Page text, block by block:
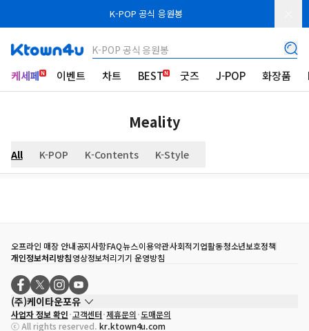
K-POP 공식 응원봉
K-POP 공식 응원봉
케세페 이벤트 차트 BEST 굿즈 J-POP 화장품
Meality
All K-POP K-Contents K-Style
오프라인 매장 안내공지사항FAQ뉴스이용약관사회적기업활동청소년보호정책
개인정보처리방침영상정보처리기기 운영방침
(주)케이타운포유
대표자
송효민
사업자 정보 확인 고객센터 제휴문의 도매문의
ⓒ All rights reserved. kr.ktown4u.com